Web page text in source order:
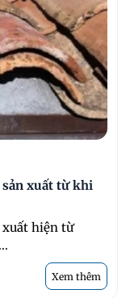
sản xuất từ khi
xuất hiện từ
Xem thêm